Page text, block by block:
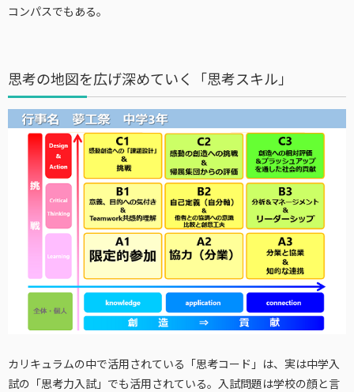
コンパスでもある。
思考の地図を広げ深めていく「思考スキル」
カリキュラムの中で活用されている「思考コード」は、実は中学入
試の「思考力入試」でも活用されている。入試問題は学校の顔と言